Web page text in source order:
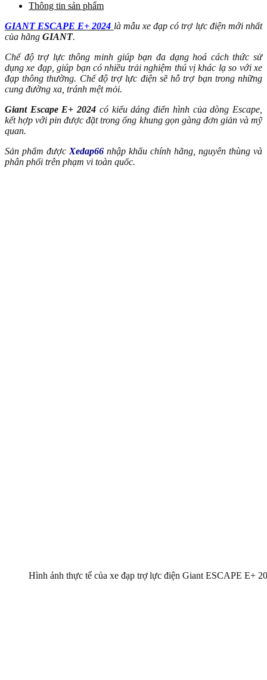
Thông tin sản phẩm
GIANT ESCAPE E+ 2024 là mẫu xe đạp có trợ lực điện mới nhất
của hãng GIANT.
Chế độ trợ lực thông minh giúp bạn đa dạng hoá cách thức sử
dụng xe đạp, giúp bạn có nhiều trải nghiệm thú vị khác lạ so với xe
đạp thông thường. Chế độ trợ lực điện sẽ hỗ trợ bạn trong những
cung đường xa, tránh mệt mỏi.
Giant Escape E+ 2024 có kiểu dáng điển hình của dòng Escape,
kết hợp với pin được đặt trong ống khung gọn gàng đơn giản và mỹ
quan.
Sản phẩm đượcXedap66 nhập khẩu chính hãng, nguyên thùng và
phân phối trên phạm vi toàn quốc.
Hình ảnh thực tế của xe đạp trợ lực điện Giant ESCAPE E+